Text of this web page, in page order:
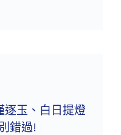
逐玉、白日提燈
錯過!